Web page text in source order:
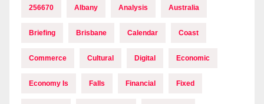
256670 Albany Analysis Australia
Briefing Brisbane Calendar Coast
Commerce Cultural Digital Economic
Economy Is Falls Financial Fixed